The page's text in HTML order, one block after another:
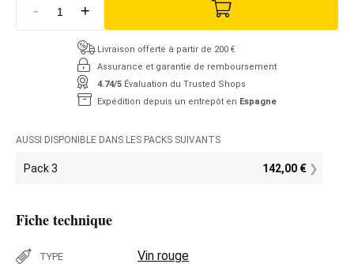
- +
Livraison offerte à partir de 200 €
Assurance et garantie de remboursement
4.74/5 Évaluation du Trusted Shops
Expédition depuis un entrepôt en Espagne
AUSSI DISPONIBLE DANS LES PACKS SUIVANTS
Pack 3 142,00 €
Fiche technique
TYPE Vin rouge